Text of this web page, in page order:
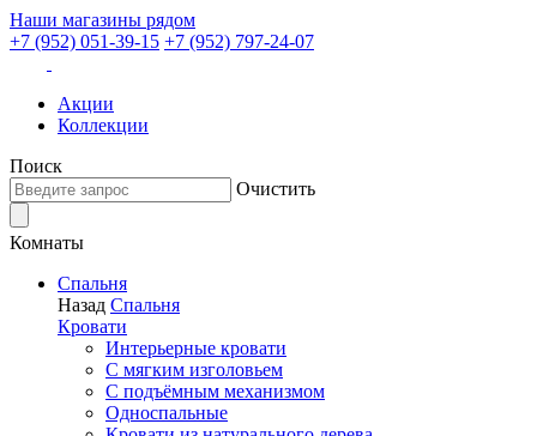
Наши магазины рядом
+7 (952) 051-39-15 +7 (952) 797-24-07
Акции
Коллекции
Поиск
Очистить
Комнаты
Спальня
Назад Спальня
Кровати
Интерьерные кровати
С мягким изголовьем
С подъёмным механизмом
Односпальные